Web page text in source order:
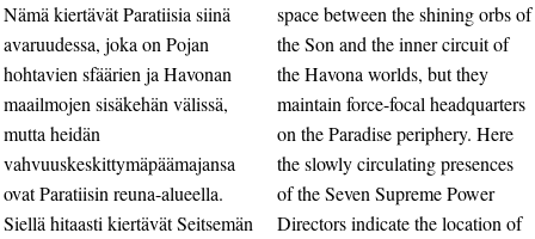
Nämä kiertävät Paratiisia siinä
avaruudessa, joka on Pojan
hohtavien sfäärien ja Havonan
maailmojen sisäkehän välissä,
mutta heidän
vahvuuskeskittymäpäämajansa
ovat Paratiisin reuna-alueella.
Siellä hitaasti kiertävät Seitsemän
space between the shining orbs of
the Son and the inner circuit of
the Havona worlds, but they
maintain force-focal headquarters
on the Paradise periphery. Here
the slowly circulating presences
of the Seven Supreme Power
Directors indicate the location of